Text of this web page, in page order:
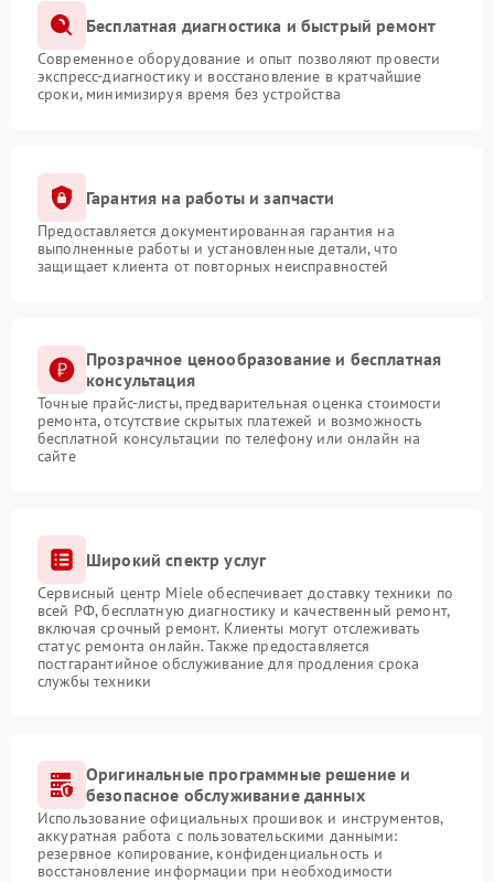
Бесплатная диагностика и быстрый ремонт
Современное оборудование и опыт позволяют провести
экспресс-диагностику и восстановление в кратчайшие
сроки, минимизируя время без устройства
Гарантия на работы и запчасти
Предоставляется документированная гарантия на
выполненные работы и установленные детали, что
защищает клиента от повторных неисправностей
Прозрачное ценообразование и бесплатная
консультация
Точные прайс-листы, предварительная оценка стоимости
ремонта, отсутствие скрытых платежей и возможность
бесплатной консультации по телефону или онлайн на
сайте
Широкий спектр услуг
Сервисный центр Miele обеспечивает доставку техники по
всей РФ, бесплатную диагностику и качественный ремонт,
включая срочный ремонт. Клиенты могут отслеживать
статус ремонта онлайн. Также предоставляется
постгарантийное обслуживание для продления срока
службы техники
Оригинальные программные решение и
безопасное обслуживание данных
Использование официальных прошивок и инструментов,
аккуратная работа с пользовательскими данными:
резервное копирование, конфиденциальность и
восстановление информации при необходимости